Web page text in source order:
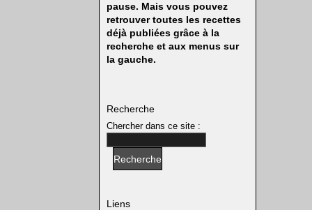
pause. Mais vous pouvez
retrouver toutes les recettes
déjà publiées grâce à la
recherche et aux menus sur
la gauche.
Recherche
Chercher dans ce site :
Liens